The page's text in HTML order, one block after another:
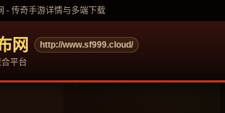
- 传奇手游详情与多端下载
网
http://www.sf999.cloud/
平台